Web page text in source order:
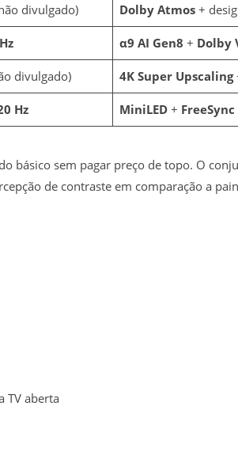
divulgado) Dolby Atmos+
α9 AI Gen8 + Dolby
divulgado) 4K Super Upscaling
Hz MiniLED+ FreeSync
básico sem pagar preço de topo. O
de contraste em comparação a
TV aberta